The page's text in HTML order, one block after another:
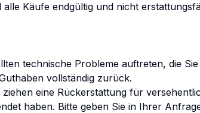
alle Käufe endgültig und nicht
technische Probleme auftreten, die
vollständig zurück.
eine Rückerstattung für
haben. Bitte geben Sie in Ihrer